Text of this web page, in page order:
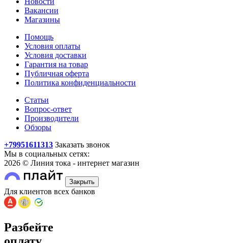
Вакансии
Магазины
Помощь
Условия оплаты
Условия доставки
Гарантия на товар
Публичная оферта
Политика конфиденциальности
Статьи
Вопрос-ответ
Производители
Обзоры
+79951611313 Заказать звонок
Мы в социальных сетях:
2026 © Линия тока - интернет магазин
Закрыть
Для клиентов всех банков
Разбейте